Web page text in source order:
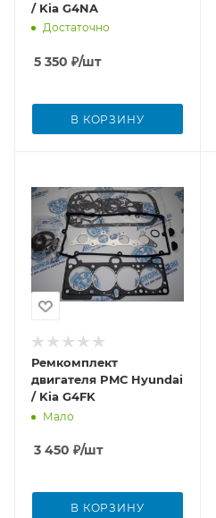
/ Kia G4NA
Достаточно
5 350 ₽/шт
В КОРЗИНУ
Ремкомплект
двигателя PMС Hyundai
/ Kia G4FK
Мало
3 450 ₽/шт
В КОРЗИНУ